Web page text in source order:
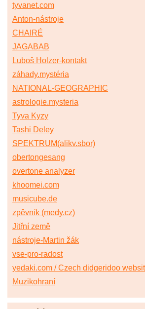
tyvanet.com
Anton-nástroje
CHAIRÉ
JAGABAB
Luboš Holzer-kontakt
záhady.mystéria
NATIONAL-GEOGRAPHIC
astrologie.mysteria
Tyva Kyzy
Tashi Deley
SPEKTRUM(alikv.sbor)
obertongesang
overtone analyzer
khoomei.com
musicube.de
zpěvník (medy.cz)
Jitřní země
nástroje-Martin žák
vse-pro-radost
yedaki.com / Czech didgeridoo
Muzikohraní